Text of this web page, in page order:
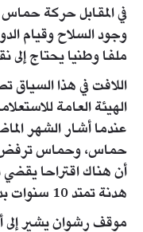
في المقابل حركة حماس
وجود السلاح وقيام
ملفا وطنيا يحتاج إلى
اللافت في هذا
الهيئة العامة
عندما أشار الشهر
حماس، وحماس ترفض،
أن هناك اقتراحا
هدنة تمتد 10 سنوات بدلا من نزعه".
موقف رشوان يشير